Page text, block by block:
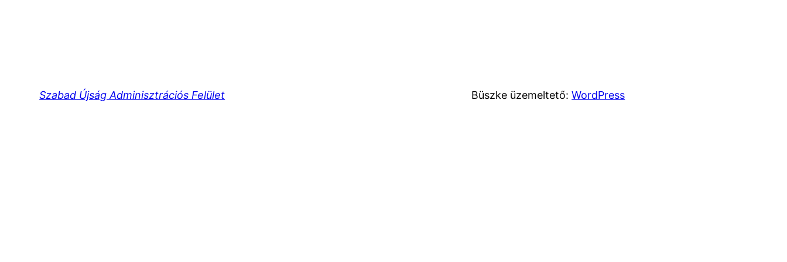
Szabad Újság Adminisztrációs Felület Büszke üzemeltető:WordPress